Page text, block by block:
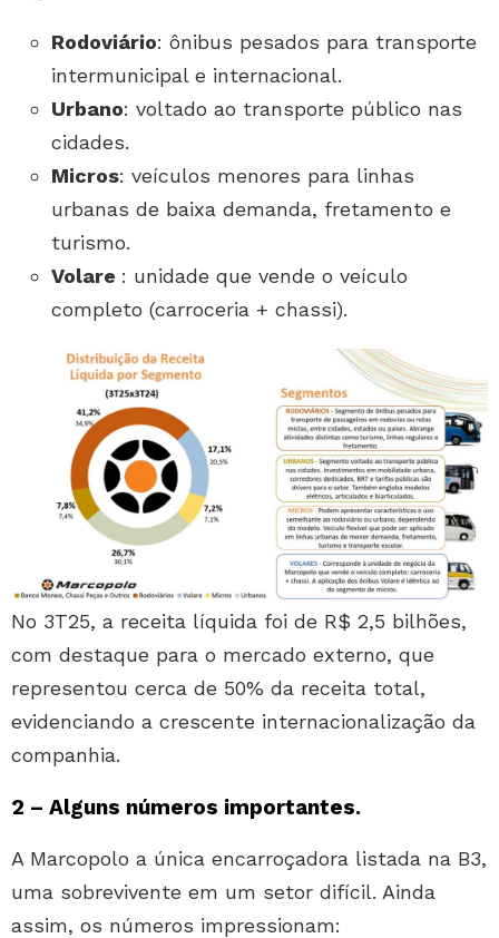
Rodoviário: ônibus pesados para transporte
intermunicipal e internacional.
Urbano: voltado ao transporte público nas
cidades.
Micros: veículos menores para linhas
urbanas de baixa demanda, fretamento e
turismo.
Volare : unidade que vende o veículo
completo (carroceria + chassi).
No 3T25, a receita líquida foi de R$ 2,5 bilhões,
com destaque para o mercado externo, que
representou cerca de 50% da receita total,
evidenciando a crescente internacionalização da
companhia.
2 – Alguns números importantes.
A Marcopolo a única encarroçadora listada na B3,
uma sobrevivente em um setor difícil. Ainda
assim, os números impressionam: